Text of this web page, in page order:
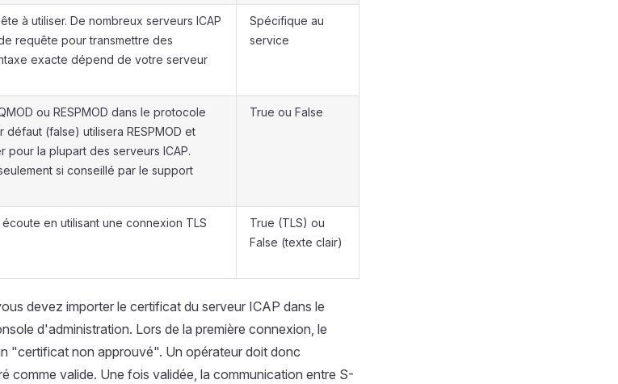
à utiliser. De nombreux serveurs ICAP
requête pour transmettre des
exacte dépend de votre serveur
Spécifique au
service
ou RESPMOD dans le protocole
défaut (false) utilisera RESPMOD et
pour la plupart des serveurs ICAP.
si conseillé par le support
True ou False
en utilisant une connexion TLS
True (TLS) ou
False (texte clair)
devez importer le certificat du serveur ICAP dans le
d'administration. Lors de la première connexion, le
"certificat non approuvé". Un opérateur doit donc
comme valide. Une fois validée, la communication entre S-